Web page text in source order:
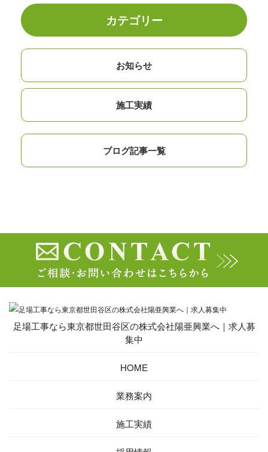
カテゴリー
お知らせ
施工実績
ブログ記事一覧
足場工事なら東京都世田谷区の株式会社陽亜興業へ｜求人募
集中
HOME
業務案内
施工実績